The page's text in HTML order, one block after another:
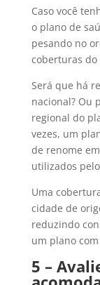
Caso você
o plano de
pesando no
coberturas do
Será que há
nacional? Ou
regional do
vezes, um
de renome
utilizados
Uma
cidade de
reduzindo
um plano
5 –